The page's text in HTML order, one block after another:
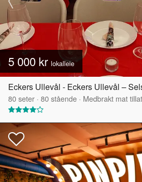
5 000 kr lokalleie
80seter · 80stående · Medbrakt mat